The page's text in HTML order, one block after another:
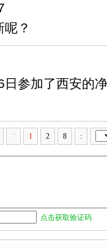
？
参加了西安的
7 1 2 8 :
点击获取验证码